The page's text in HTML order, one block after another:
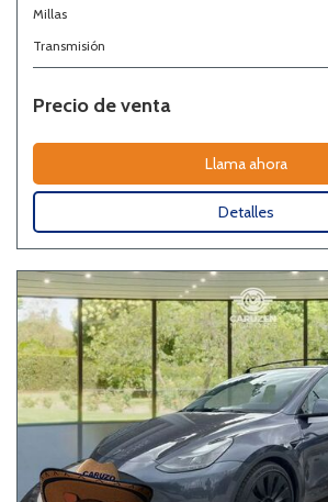
Millas
Transmisión
Precio de venta
Llama ahora
Detalles